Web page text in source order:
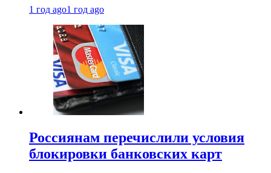
1 год ago1 год ago
Россиянам перечислили условия
блокировки банковских карт